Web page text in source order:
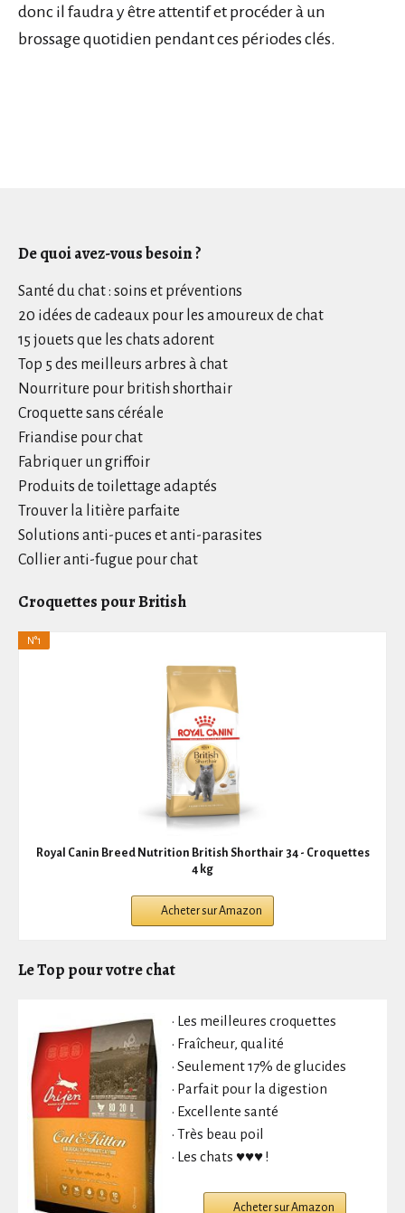
donc il faudra y être attentif et procéder à un
brossage quotidien pendant ces périodes clés.
De quoi avez-vous besoin ?
Santé du chat : soins et préventions
20 idées de cadeaux pour les amoureux de chat
15 jouets que les chats adorent
Top 5 des meilleurs arbres à chat
Nourriture pour british shorthair
Croquette sans céréale
Friandise pour chat
Fabriquer un griffoir
Produits de toilettage adaptés
Trouver la litière parfaite
Solutions anti-puces et anti-parasites
Collier anti-fugue pour chat
Croquettes pour British
N°1
Royal Canin Breed Nutrition British Shorthair 34 - Croquettes
4 kg
Acheter sur Amazon
Le Top pour votre chat
• Les meilleures croquettes
• Fraîcheur, qualité
• Seulement 17% de glucides
• Parfait pour la digestion
• Excellente santé
• Très beau poil
• Les chats ♥♥♥ !
Acheter sur Amazon